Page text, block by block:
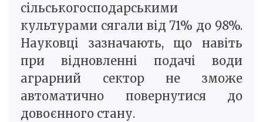
сільськогосподарськими
культурами сягали від 71% до 98%.
Науковці зазначають, що навіть
при відновленні подачі води
аграрний сектор не зможе
автоматично повернутися до
довоєнного стану.